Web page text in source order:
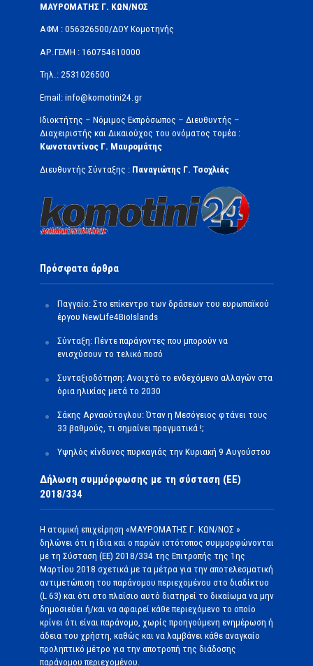
ΜΑΥΡΟΜΑΤΗΣ Γ. ΚΩΝ/ΝΟΣ
ΑΦΜ : 056326500/ΔOΥ Κομοτηνής
ΑΡ.ΓΕΜΗ : 160754610000
Τηλ.: 2531026500
Email: info@komotini24.gr
Ιδιοκτήτης – Νόμιμος Εκπρόσωπος – Διευθυντής –
Διαχειριστής και Δικαιούχος του ονόματος τομέα :
Κωνσταντίνος Γ. Μαυρομάτης
Διευθυντής Σύνταξης : Παναγιώτης Γ. Τσοχλιάς
Πρόσφατα άρθρα
Παγγαίο: Στο επίκεντρο των δράσεων του ευρωπαϊκού
έργου NewLife4BioIslands
Σύνταξη: Πέντε παράγοντες που μπορούν να
ενισχύσουν το τελικό ποσό
Συνταξιοδότηση: Ανοιχτό το ενδεχόμενο αλλαγών στα
όρια ηλικίας μετά το 2030
Σάκης Αρναούτογλου: Όταν η Μεσόγειος φτάνει τους
33 βαθμούς, τι σημαίνει πραγματικά !;
Υψηλός κίνδυνος πυρκαγιάς την Κυριακή 9 Αυγούστου
Δήλωση συμμόρφωσης με τη σύσταση (ΕΕ)
2018/334
Η ατομική επιχείρηση «ΜΑΥΡΟΜΑΤΗΣ Γ. ΚΩΝ/ΝΟΣ »
δηλώνει ότι η ίδια και ο παρών ιστότοπος συμμορφώνονται
με τη Σύσταση (ΕΕ) 2018/334 της Επιτροπής της 1ης
Μαρτίου 2018 σχετικά με τα μέτρα για την αποτελεσματική
αντιμετώπιση του παράνομου περιεχομένου στο διαδίκτυο
(L 63) και ότι στο πλαίσιο αυτό διατηρεί το δικαίωμα να μην
δημοσιεύει ή/και να αφαιρεί κάθε περιεχόμενο το οποίο
κρίνει ότι είναι παράνομο, χωρίς προηγούμενη ενημέρωση ή
άδεια του χρήστη, καθώς και να λαμβάνει κάθε αναγκαίο
προληπτικό μέτρο για την αποτροπή της διάδοσης
παράνομου περιεχομένου.